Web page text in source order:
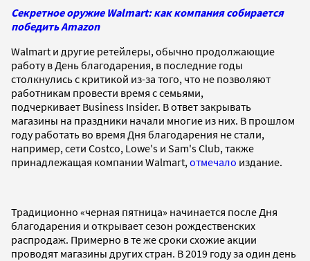
Секретное оружие Walmart: как компания собирается
победить Amazon
Walmart и другие ретейлеры, обычно продолжающие
работу в День благодарения, в последние годы
столкнулись с критикой из-за того, что не позволяют
работникам провести время с семьями,
подчеркивает Business Insider. В ответ закрывать
магазины на праздники начали многие из них. В прошлом
году работать во время Дня благодарения не стали,
например, сети Costco, Lowe's и Sam's Club, также
принадлежащая компании Walmart, отмечало издание.
Традиционно «черная пятница» начинается после Дня
благодарения и открывает сезон рождественских
распродаж. Примерно в те же сроки схожие акции
проводят магазины других стран. В 2019 году за один день